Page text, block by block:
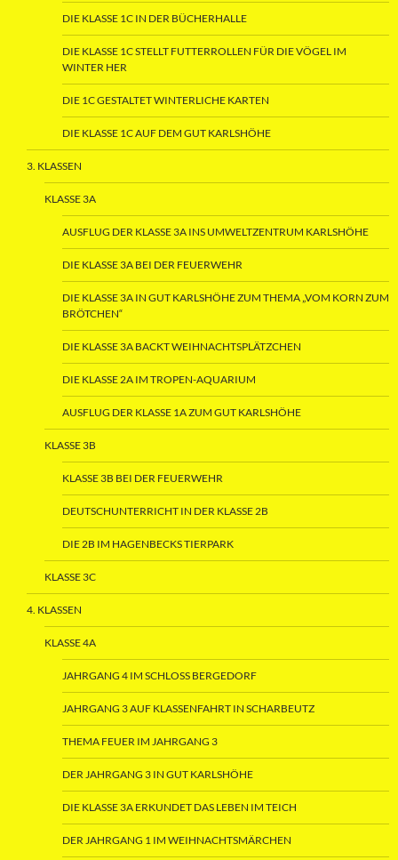
DIE KLASSE 1C IN DER BÜCHERHALLE
DIE KLASSE 1C STELLT FUTTERROLLEN FÜR DIE VÖGEL IM
WINTER HER
DIE 1C GESTALTET WINTERLICHE KARTEN
DIE KLASSE 1C AUF DEM GUT KARLSHÖHE
3. KLASSEN
KLASSE 3A
AUSFLUG DER KLASSE 3A INS UMWELTZENTRUM KARLSHÖHE
DIE KLASSE 3A BEI DER FEUERWEHR
DIE KLASSE 3A IN GUT KARLSHÖHE ZUM THEMA „VOM KORN ZUM
BRÖTCHEN“
DIE KLASSE 3A BACKT WEIHNACHTSPLÄTZCHEN
DIE KLASSE 2A IM TROPEN-AQUARIUM
AUSFLUG DER KLASSE 1A ZUM GUT KARLSHÖHE
KLASSE 3B
KLASSE 3B BEI DER FEUERWEHR
DEUTSCHUNTERRICHT IN DER KLASSE 2B
DIE 2B IM HAGENBECKS TIERPARK
KLASSE 3C
4. KLASSEN
KLASSE 4A
JAHRGANG 4 IM SCHLOSS BERGEDORF
JAHRGANG 3 AUF KLASSENFAHRT IN SCHARBEUTZ
THEMA FEUER IM JAHRGANG 3
DER JAHRGANG 3 IN GUT KARLSHÖHE
DIE KLASSE 3A ERKUNDET DAS LEBEN IM TEICH
DER JAHRGANG 1 IM WEIHNACHTSMÄRCHEN